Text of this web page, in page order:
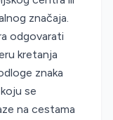
značaja.
odgovarati
kretanja
znaka
se
na cestama